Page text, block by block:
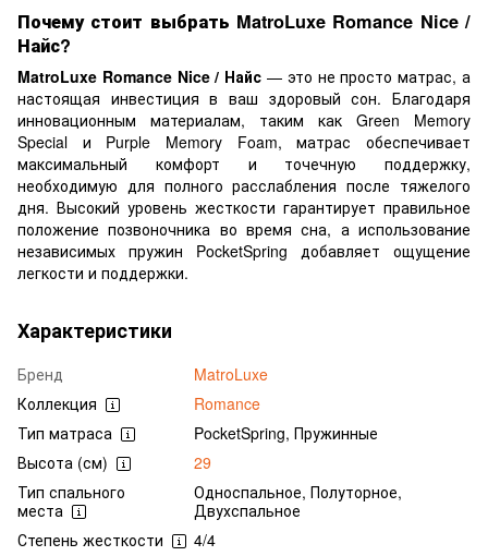
Почему стоит выбрать MatroLuxe Romance Nice /
Найс?
MatroLuxe Romance Nice / Найс — это не просто матрас, а
настоящая инвестиция в ваш здоровый сон. Благодаря
инновационным материалам, таким как Green Memory
Special и Purple Memory Foam, матрас обеспечивает
максимальный комфорт и точечную поддержку,
необходимую для полного расслабления после тяжелого
дня. Высокий уровень жесткости гарантирует правильное
положение позвоночника во время сна, а использование
независимых пружин PocketSpring добавляет ощущение
легкости и поддержки.
Характеристики
Бренд
MatroLuxe
Коллекция
Romance
Тип матраса
PocketSpring, Пружинные
Высота (см)
29
Тип спального
места
Односпальное, Полуторное,
Двухспальное
Степень жесткости
4/4